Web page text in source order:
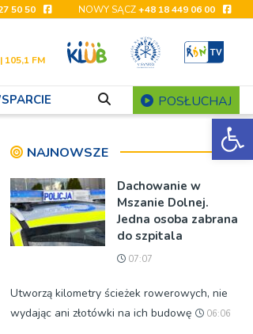
50 50 NOWY SĄCZ+48 18 449 06 00
105,1 FM
POSŁUCHAJ
NAJNOWSZE
Dachowanie w
Mszanie Dolnej.
Jedna osoba zabrana
do szpitala
07:07
Utworzą kilometry ścieżek rowerowych, nie
wydając ani złotówki na ich budowę
06:06